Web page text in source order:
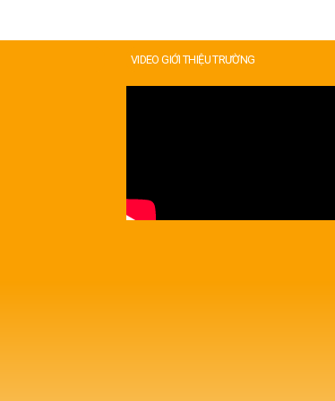
VIDEO GIỚI THIỆU TRƯỜNG